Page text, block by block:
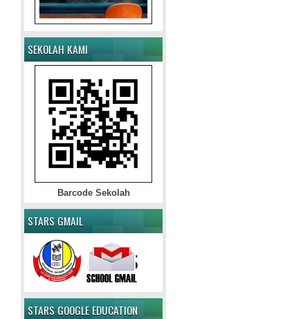
SEKOLAH KAMI
Barcode Sekolah
STARS GMAIL
STARS GOOGLE EDUCATION